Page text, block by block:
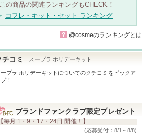
この商品の関連ランキングもCHECK！
コフレ・キット・セット ランキング
? @cosmeのランキングとは
チコミ スープラ ホリデーキット
ープラ ホリデーキット についてのクチコミをピックア
！
ブランドファンクラブ限定プレゼント
【毎月 1・9・17・24日 開催！】
(応募受付：8/1～8/8)